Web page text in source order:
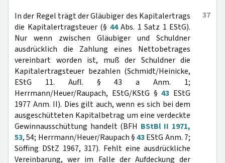
37
In der Regel trägt der Gläubiger des Kapitalertrags
die Kapitalertragsteuer (§ 44Abs. 1 Satz 1 EStG).
Nur wenn zwischen Gläubiger und Schuldner
ausdrücklich die Zahlung eines Nettobetrages
vereinbart worden ist, muß der Schuldner die
Kapitalertragsteuer bezahlen (Schmidt/Heinicke,
EStG 11. Aufl. § 43 a Anm. 1;
Herrmann/Heuer/Raupach, EStG/KStG §43 EStG
1977 Anm. II). Dies gilt auch, wenn es sich bei dem
ausgeschütteten Kapitalbetrag um eine verdeckte
Gewinnausschüttung handelt (BFH BStBl II 1971,
53, 54; Herrmann/Heuer/Raupach §43EStG Anm. 7;
Söffing DStZ 1967, 317). Fehlt eine ausdrückliche
Vereinbarung, wer im Falle der Aufdeckung der